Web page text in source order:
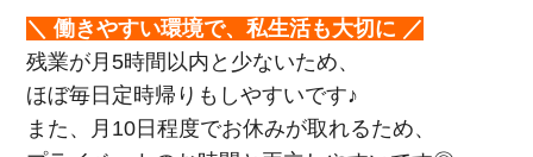
＼ 働きやすい環境で、私生活も大切に ／
残業が月5時間以内と少ないため、
ほぼ毎日定時帰りもしやすいです♪
また、月10日程度でお休みが取れるため、